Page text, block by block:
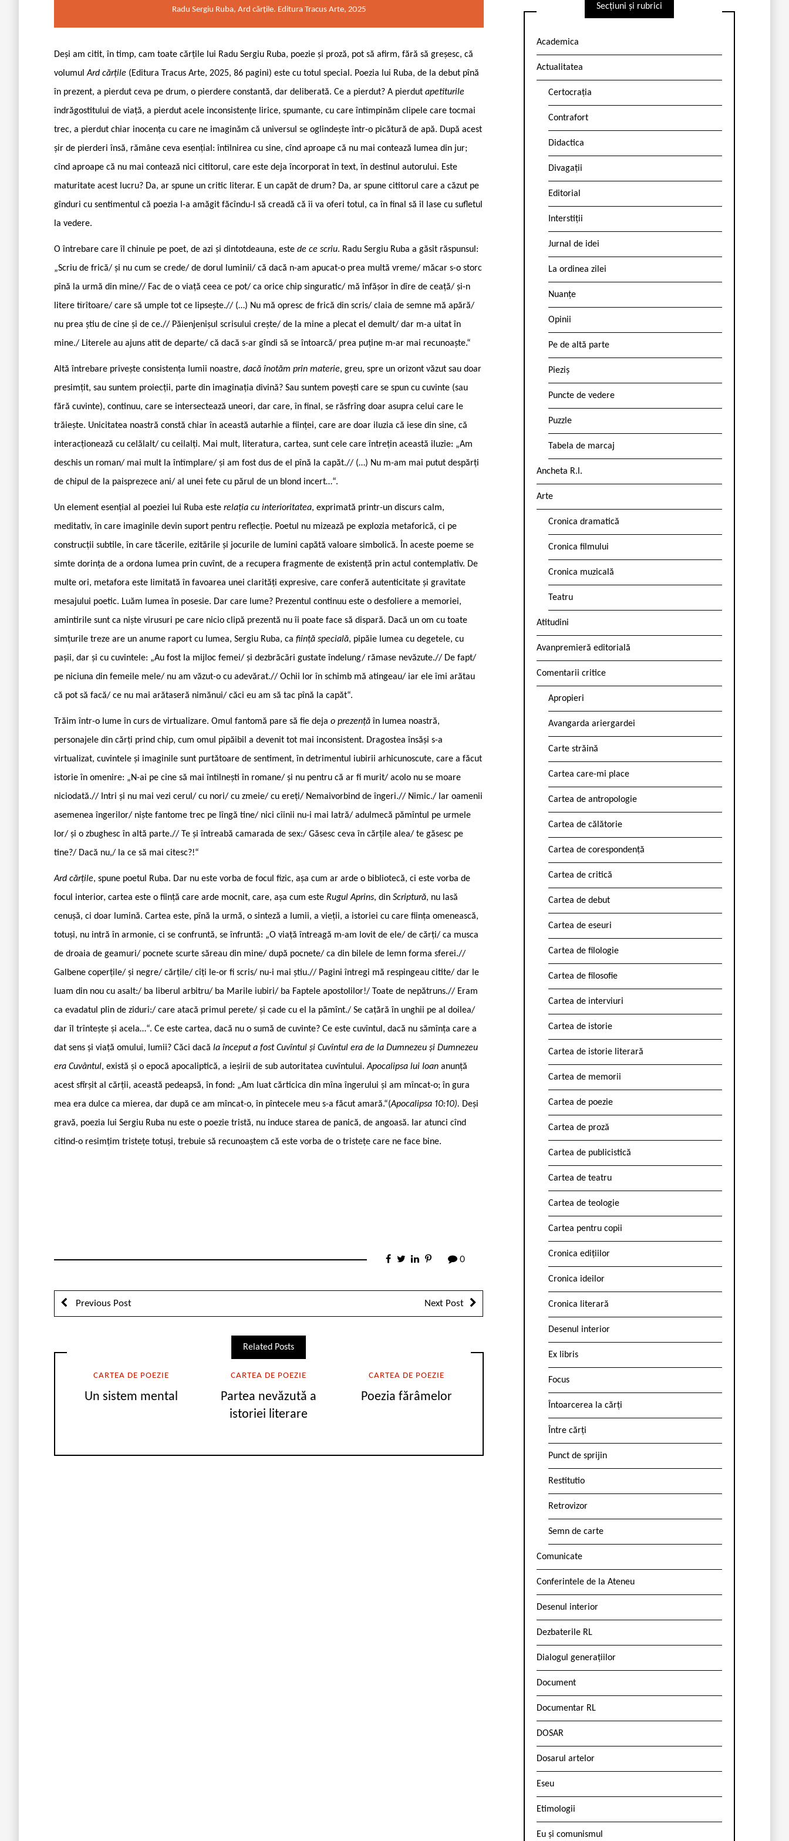
Radu Sergiu Ruba, Ard cărțile. Editura Tracus Arte, 2025
Deși am citit, în timp, cam toate cărțile lui Radu Sergiu Ruba, poezie și proză, pot să afirm, fără să greșesc, că
volumulArd cărțile (Editura Tracus Arte, 2025, 86 pagini) este cu totul special. Poezia lui Ruba, de la debut pînă
în prezent, a pierdut ceva pe drum, o pierdere constantă, dar deliberată. Ce a pierdut? A pierdut apetiturile
îndrăgostitului de viață, a pierdut acele inconsistențe lirice, spumante, cu care întîmpinăm clipele care tocmai
trec, a pierdut chiar inocența cu care ne imaginăm că universul se oglindește într-o picătură de apă. După acest
șir de pierderi însă, rămâne ceva esențial: întîlnirea cu sine, cînd aproape că nu mai contează lumea din jur;
cînd aproape că nu mai contează nici cititorul, care este deja încorporat în text, în destinul autorului. Este
maturitate acest lucru? Da, ar spune un critic literar. E un capăt de drum? Da, ar spune cititorul care a căzut pe
gînduri cu sentimentul că poezia l-a amăgit făcîndu-l să creadă că îi va oferi totul, ca în final să îl lase cu sufletul
la vedere.
O întrebare care îl chinuie pe poet, de azi și dintotdeauna, este de ce scriu. Radu Sergiu Ruba a găsit răspunsul:
„Scriu de frică/ și nu cum se crede/ de dorul luminii/ că dacă n-am apucat-o prea multă vreme/ măcar s-o storc
pînă la urmă din mine// Fac de o viață ceea ce pot/ ca orice chip singuratic/ mă înfășor în dîre de ceață/ și-n
litere tîrîtoare/ care să umple tot ce lipsește.// (…) Nu mă opresc de frică din scris/ claia de semne mă apără/
nu prea știu de cine și de ce.// Păienjenișul scrisului crește/ de la mine a plecat el demult/ dar m-a uitat în
mine./ Literele au ajuns atît de departe/ că dacă s-ar gîndi să se întoarcă/ prea puține m-ar mai recunoaște.“
Altă întrebare privește consistența lumii noastre, dacă înotăm prin materie, greu, spre un orizont văzut sau doar
presimțit, sau suntem proiecții, parte din imaginația divină? Sau suntem povești care se spun cu cuvinte (sau
fără cuvinte), continuu, care se intersectează uneori, dar care, în final, se răsfrîng doar asupra celui care le
trăiește. Unicitatea noastră constă chiar în această autarhie a ființei, care are doar iluzia că iese din sine, că
interacționează cu celălalt/ cu ceilalți. Mai mult, literatura, cartea, sunt cele care întrețin această iluzie: „Am
deschis un roman/ mai mult la întîmplare/ și am fost dus de el pînă la capăt.// (…) Nu m-am mai putut despărți
de chipul de la paisprezece ani/ al unei fete cu părul de un blond incert…“.
Un element esențial al poeziei lui Ruba este relația cu interioritatea, exprimată printr-un discurs calm,
meditativ, în care imaginile devin suport pentru reflecție. Poetul nu mizează pe explozia metaforică, ci pe
construcții subtile, în care tăcerile, ezitările și jocurile de lumini capătă valoare simbolică. În aceste poeme se
simte dorința de a ordona lumea prin cuvînt, de a recupera fragmente de existență prin actul contemplativ. De
multe ori, metafora este limitată în favoarea unei clarități expresive, care conferă autenticitate și gravitate
mesajului poetic. Luăm lumea în posesie. Dar care lume? Prezentul continuu este o desfoliere a memoriei,
amintirile sunt ca niște virusuri pe care nicio clipă prezentă nu îi poate face să dispară. Dacă un om cu toate
simțurile treze are un anume raport cu lumea, Sergiu Ruba, ca ființă specială, pipăie lumea cu degetele, cu
pașii, dar și cu cuvintele: „Au fost la mijloc femei/ și dezbrăcări gustate îndelung/ rămase nevăzute.// De fapt/
pe niciuna din femeile mele/ nu am văzut-o cu adevărat.// Ochii lor în schimb mă atingeau/ iar ele îmi arătau
că pot să facă/ ce nu mai arătaseră nimănui/ căci eu am să tac pînă la capăt“.
Trăim într-o lume în curs de virtualizare. Omul fantomă pare să fie deja o prezențăîn lumea noastră,
personajele din cărți prind chip, cum omul pipăibil a devenit tot mai inconsistent. Dragostea însăși s-a
virtualizat, cuvintele și imaginile sunt purtătoare de sentiment, în detrimentul iubirii arhicunoscute, care a făcut
istorie în omenire: „N-ai pe cine să mai întîlnești în romane/ și nu pentru că ar fi murit/ acolo nu se moare
niciodată.// Intri și nu mai vezi cerul/ cu nori/ cu zmeie/ cu ereți/ Nemaivorbind de îngeri.// Nimic./ Iar oamenii
asemenea îngerilor/ niște fantome trec pe lîngă tine/ nici cîinii nu-i mai latră/ adulmecă pămîntul pe urmele
lor/ și o zbughesc în altă parte.// Te și întreabă camarada de sex:/ Găsesc ceva în cărțile alea/ te găsesc pe
tine?/ Dacă nu,/ la ce să mai citesc?!“
Ard cărțile, spune poetul Ruba. Dar nu este vorba de focul fizic, așa cum ar arde o bibliotecă, ci este vorba de
focul interior, cartea este o ființă care arde mocnit, care, așa cum este Rugul Aprins, din Scriptură, nu lasă
cenușă, ci doar lumină. Cartea este, pînă la urmă, o sinteză a lumii, a vieții, a istoriei cu care ființa omenească,
totuși, nu intră în armonie, ci se confruntă, se înfruntă: „O viață întreagă m-am lovit de ele/ de cărți/ ca musca
de droaia de geamuri/ pocnete scurte săreau din mine/ după pocnete/ ca din bilele de lemn forma sferei.//
Galbene coperțile/ și negre/ cărțile/ cîți le-or fi scris/ nu-i mai știu.// Pagini întregi mă respingeau citite/ dar le
luam din nou cu asalt:/ ba liberul arbitru/ ba Marile iubiri/ ba Faptele apostolilor!/ Toate de nepătruns.// Eram
ca evadatul plin de ziduri:/ care atacă primul perete/ și cade cu el la pămînt./ Se cațără în unghii pe al doilea/
dar îl trîntește și acela…“. Ce este cartea, dacă nu o sumă de cuvinte? Ce este cuvîntul, dacă nu sămînța care a
dat sens și viață omului, lumii? Căci dacă la început a fost Cuvîntul și Cuvîntul era de la Dumnezeu și Dumnezeu
era Cuvântul, există și o epocă apocaliptică, a ieșirii de sub autoritatea cuvîntului.Apocalipsa lui Ioan anunță
acest sfîrșit al cărții, această pedeapsă, în fond: „Am luat cărticica din mîna îngerului și am mîncat-o; în gura
mea era dulce ca mierea, dar după ce am mîncat-o, în pîntecele meu s-a făcut amară.“(Apocalipsa 10:10). Deși
gravă, poezia lui Sergiu Ruba nu este o poezie tristă, nu induce starea de panică, de angoasă. Iar atunci cînd
citind-o resimțim tristețe totuși, trebuie să recunoaștem că este vorba de o tristețe care ne face bine.
0
Previous Post Next Post
Related Posts
CARTEA DE POEZIE
Un sistem mental
CARTEA DE POEZIE
Partea nevăzută a
istoriei literare
CARTEA DE POEZIE
Poezia fărâmelor
Secțiuni și rubrici
Academica
Actualitatea
Certocrația
Contrafort
Didactica
Divagații
Editorial
Interstiții
Jurnal de idei
La ordinea zilei
Nuanțe
Opinii
Pe de altă parte
Pieziș
Puncte de vedere
Puzzle
Tabela de marcaj
Ancheta R.l.
Arte
Cronica dramatică
Cronica filmului
Cronica muzicală
Teatru
Atitudini
Avanpremieră editorială
Comentarii critice
Apropieri
Avangarda ariergardei
Carte străină
Cartea care-mi place
Cartea de antropologie
Cartea de călătorie
Cartea de corespondență
Cartea de critică
Cartea de debut
Cartea de eseuri
Cartea de filologie
Cartea de filosofie
Cartea de interviuri
Cartea de istorie
Cartea de istorie literară
Cartea de memorii
Cartea de poezie
Cartea de proză
Cartea de publicistică
Cartea de teatru
Cartea de teologie
Cartea pentru copii
Cronica edițiilor
Cronica ideilor
Cronica literară
Desenul interior
Ex libris
Focus
Întoarcerea la cărți
Între cărți
Punct de sprijin
Restitutio
Retrovizor
Semn de carte
Comunicate
Conferintele de la Ateneu
Desenul interior
Dezbaterile RL
Dialogul generațiilor
Document
Documentar RL
DOSAR
Dosarul artelor
Eseu
Etimologii
Eu și comunismul